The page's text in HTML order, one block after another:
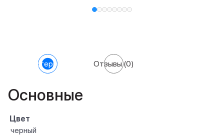
Характеристики Отзывы(0)
Основные
Цвет
черный